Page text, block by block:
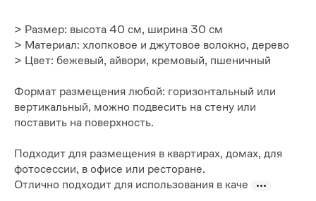
> Размер: высота 40 см, ширина 30 см
> Материал: хлопковое и джутовое волокно, дерево
> Цвет: бежевый, айвори, кремовый, пшеничный
Формат размещения любой: горизонтальный или
вертикальный, можно подвесить на стену или
поставить на поверхность.
Подходит для размещения в квартирах, домах, для
фотосессии, в офисе или ресторане.
Отлично подходит для использования в каче